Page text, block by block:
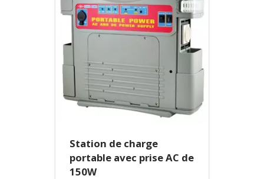
Station de charge
portable avec prise AC de
150W